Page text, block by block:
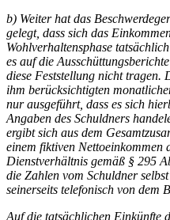
b) Weiter hat das
gelegt, dass sich das
Wohlverhaltensphase
es auf die
diese Feststellung nicht tragen.
ihm berücksichtigten
nur ausgeführt, dass es sich
Angaben des Schuldners
ergibt sich aus dem
einem fiktiven Nettoeinkommen
Dienstverhältnis gemäß § 295
die Zahlen vom Schuldner
seinerseits telefonisch von dem
Auf die tatsächlichen Einkünfte